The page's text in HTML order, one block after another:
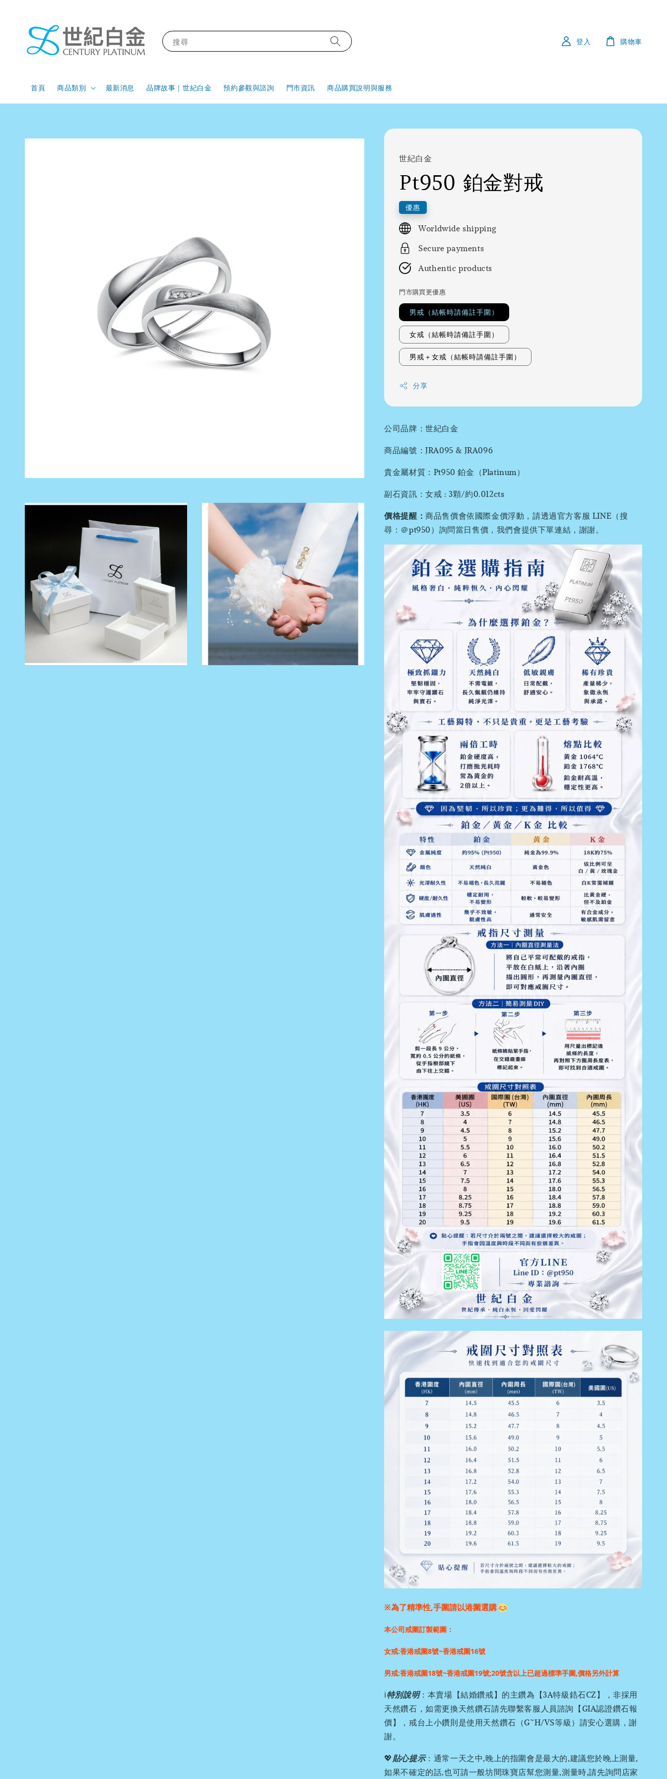
搜尋
首頁 商品類別 最新消息 品牌故事｜世紀白金 預約參觀與諮詢 門市資訊 商品購買說明與服務
登入 購物車
世紀白金
Pt950 鉑金對戒
優惠
Worldwide shipping
Secure payments
Authentic products
門市購買更優惠
男戒（結帳時請備註手圍）
女戒（結帳時請備註手圍）
男戒＋女戒（結帳時請備註手圍）
分享
公司品牌：世紀白金
商品編號：JRA095 & JRA096
貴金屬材質：Pt950 鉑金（Platinum）
副石資訊：女戒 : 3顆/約0.012cts
價格提醒：商品售價會依國際金價浮動，請透過官方客服 LINE（搜
尋：＠pt950）詢問當日售價，我們會提供下單連結，謝謝。
※為了精準性,手圍請以港圍選購
本公司戒圍訂製範圍：
女戒:香港戒圍8號~香港戒圍16號
男戒:香港戒圍18號~香港戒圍19號;20號含以上已超過標準手圍,價格另外計算
ℹ️特別說明：本賣場【結婚鑽戒】的主鑽為【3A特級鋯石CZ】，非採用
天然鑽石，如需更換天然鑽石請先聯繫客服人員諮詢【GIA認證鑽石報
價】，戒台上小鑽則是使用天然鑽石（G~H/VS等級）請安心選購，謝
謝。
💖貼心提示：通常一天之中,晚上的指圍會是最大的,建議您於晚上測量,
如果不確定的話,也可請一般坊間珠寶店幫您測量,測量時,請先詢問店家